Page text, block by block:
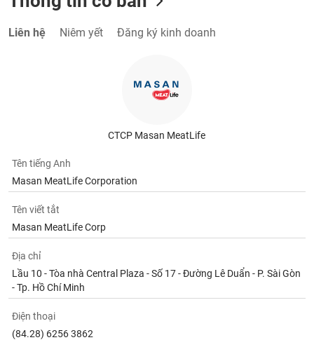
Liên hệ Niêm yết Đăng ký kinh doanh
CTCP Masan MeatLife
Tên tiếng Anh
Masan MeatLife Corporation
Tên viết tắt
Masan MeatLife Corp
Địa chỉ
Lầu 10 - Tòa nhà Central Plaza - Số 17 - Đường Lê Duẩn - P. Sài Gòn
- Tp. Hồ Chí Minh
Điện thoại
(84.28) 6256 3862